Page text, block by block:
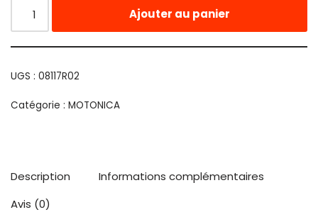
Ajouter au panier
UGS : 08117R02
Catégorie : MOTONICA
Description
Informations complémentaires
Avis (0)